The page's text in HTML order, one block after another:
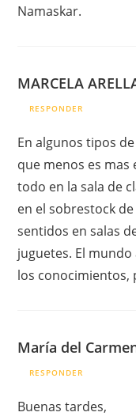
Namaskar.
MARCELA
RESPONDER
En algunos tipos
que menos es
todo en la sala de
en el sobrestock
sentidos en salas
juguetes. El mundo
los conocimientos,
María del
RESPONDER
Buenas tardes,